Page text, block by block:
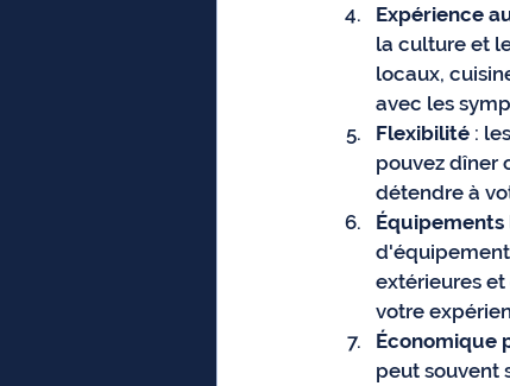
Expérience
la culture et
locaux,
avec les
Flexibilité :
pouvez dîner
détendre à
extérieures
votre
Économique
peut souvent